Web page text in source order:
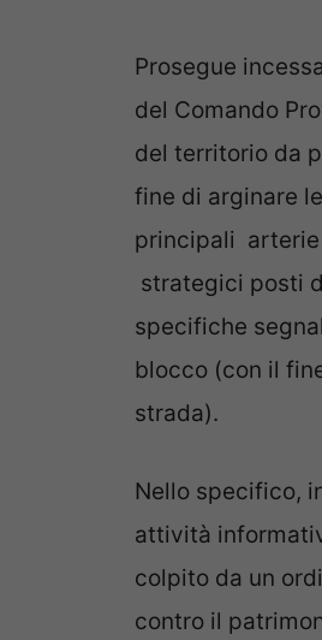
Prosegue
del Comando
del territorio da
fine di arginare
principali arterie
strategici posti
specifiche
blocco (con il
strada).
Nello specifico,
attività
colpito da un
contro il